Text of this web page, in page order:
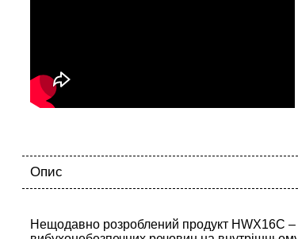
Опис
Нещодавно розроблений продукт HWX16C –